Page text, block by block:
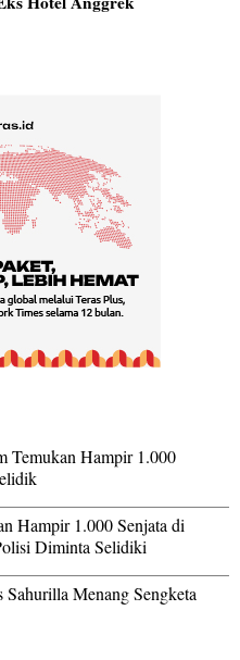
Temukan Hampir 1.000
Hampir 1.000 Senjata di
Diminta Selidiki
Menang Sengketa